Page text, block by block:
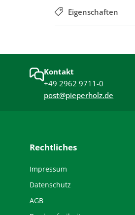
Eigenschaften
Kontakt
+49 2962 9711-0
post@pieperholz.de
Rechtliches
Impressum
Datenschutz
AGB